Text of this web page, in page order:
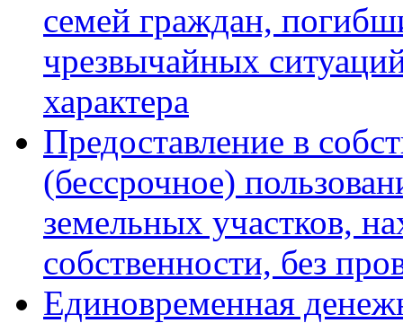
семей граждан,
чрезвычайных
характера
Предоставление в
(бессрочное)
земельных участков,
собственности, без
Единовременная